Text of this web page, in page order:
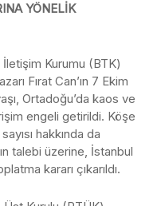
YÖNELİK
Kurumu (BTK)
Fırat Can’ın 7 Ekim
Ortadoğu’da kaos ve
engeli getirildi. Köşe
hakkında da
talebi üzerine, İstanbul
kararı çıkarıldı.